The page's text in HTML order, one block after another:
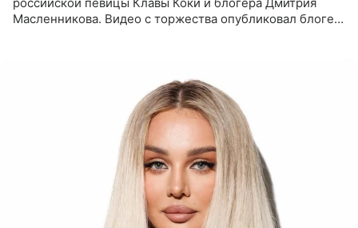
Масленникова. Видео с торжества опубликовал блогер